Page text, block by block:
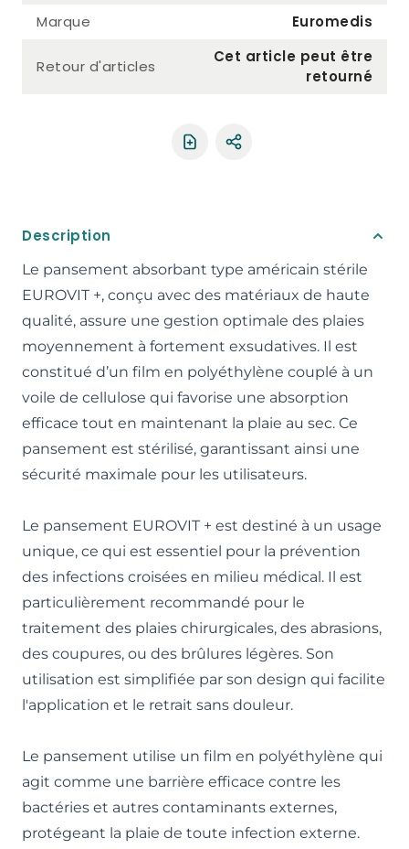
Marque
Euromedis
Retour d'articles
Cet article peut être
retourné
Partager le produit
Description
Le pansement absorbant type américain stérile
EUROVIT +, conçu avec des matériaux de haute
qualité, assure une gestion optimale des plaies
moyennement à fortement exsudatives. Il est
constitué d’un film en polyéthylène couplé à un
voile de cellulose qui favorise une absorption
efficace tout en maintenant la plaie au sec. Ce
pansement est stérilisé, garantissant ainsi une
sécurité maximale pour les utilisateurs.
Le pansement EUROVIT + est destiné à un usage
unique, ce qui est essentiel pour la prévention
des infections croisées en milieu médical. Il est
particulièrement recommandé pour le
traitement des plaies chirurgicales, des abrasions,
des coupures, ou des brûlures légères. Son
utilisation est simplifiée par son design qui facilite
l'application et le retrait sans douleur.
Le pansement utilise un film en polyéthylène qui
agit comme une barrière efficace contre les
bactéries et autres contaminants externes,
protégeant la plaie de toute infection externe.